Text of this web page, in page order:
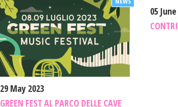
29 May 2023
GREEN FEST AL PARCO DELLE CAVE
05